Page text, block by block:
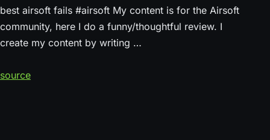
best airsoft fails #airsoft My content is for the Airsoft
community, here I do a funny/thoughtful review. I
create my content by writing …
source